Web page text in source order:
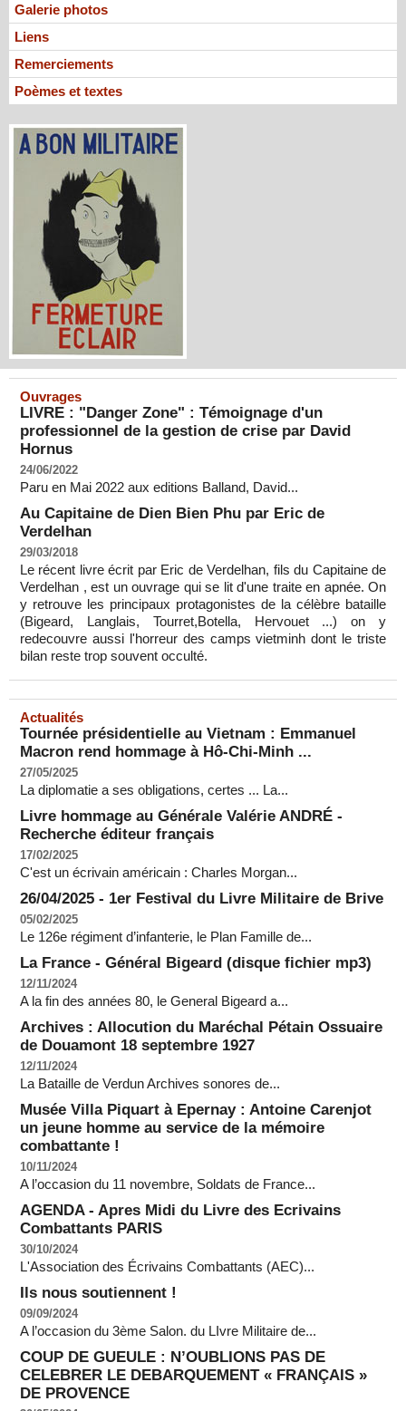
Galerie photos
Liens
Remerciements
Poèmes et textes
Ouvrages
LIVRE : "Danger Zone" : Témoignage d'un
professionnel de la gestion de crise par David
Hornus
24/06/2022
Paru en Mai 2022 aux editions Balland, David...
Au Capitaine de Dien Bien Phu par Eric de
Verdelhan
29/03/2018
Le récent livre écrit par Eric de Verdelhan, fils du Capitaine de
Verdelhan , est un ouvrage qui se lit d'une traite en apnée. On
y retrouve les principaux protagonistes de la célèbre bataille
(Bigeard, Langlais, Tourret,Botella, Hervouet ...) on y
redecouvre aussi l'horreur des camps vietminh dont le triste
bilan reste trop souvent occulté.
Actualités
Tournée présidentielle au Vietnam : Emmanuel
Macron rend hommage à Hô-Chi-Minh ...
27/05/2025
La diplomatie a ses obligations, certes ... La...
Livre hommage au Générale Valérie ANDRÉ -
Recherche éditeur français
17/02/2025
C'est un écrivain américain : Charles Morgan...
26/04/2025 - 1er Festival du Livre Militaire de Brive
05/02/2025
Le 126e régiment d’infanterie, le Plan Famille de...
La France - Général Bigeard (disque fichier mp3)
12/11/2024
A la fin des années 80, le General Bigeard a...
Archives : Allocution du Maréchal Pétain Ossuaire
de Douamont 18 septembre 1927
12/11/2024
La Bataille de Verdun Archives sonores de...
Musée Villa Piquart à Epernay : Antoine Carenjot
un jeune homme au service de la mémoire
combattante !
10/11/2024
A l’occasion du 11 novembre, Soldats de France...
AGENDA - Apres Midi du Livre des Ecrivains
Combattants PARIS
30/10/2024
L'Association des Écrivains Combattants (AEC)...
Ils nous soutiennent !
09/09/2024
A l’occasion du 3ème Salon. du LIvre Militaire de...
COUP DE GUEULE : N’OUBLIONS PAS DE
CELEBRER LE DEBARQUEMENT « FRANÇAIS »
DE PROVENCE